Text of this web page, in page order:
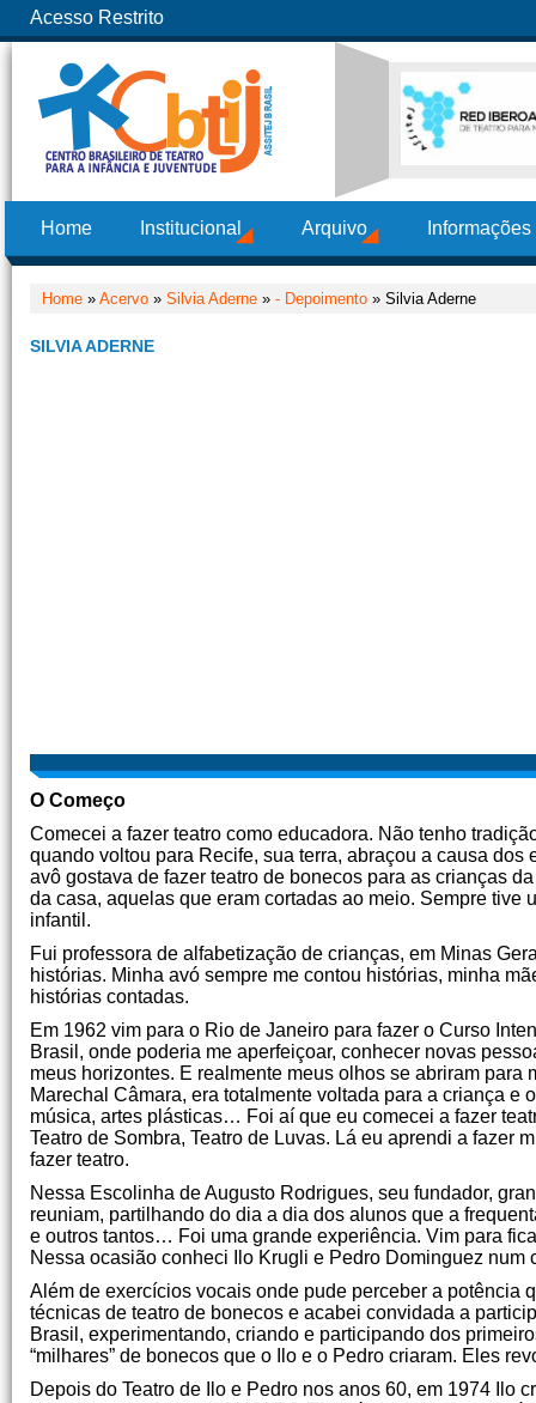
Acesso Restrito
Home Institucional Arquivo
Home » Acervo » Silvia Aderne » - Depoimento » Silvia Aderne
SILVIA ADERNE
O Começo
Comecei a fazer teatro como educadora. Não tenho
quando voltou para Recife, sua terra, abraçou a causa
avô gostava de fazer teatro de bonecos para as crianças
da casa, aquelas que eram cortadas ao meio. Sempre
infantil.
Fui professora de alfabetização de crianças, em Minas
histórias. Minha avó sempre me contou histórias, minha
histórias contadas.
Em 1962 vim para o Rio de Janeiro para fazer o Curso
Brasil, onde poderia me aperfeiçoar, conhecer novas
meus horizontes. E realmente meus olhos se abriram
Marechal Câmara, era totalmente voltada para a criança
música, artes plásticas… Foi aí que eu comecei a fazer
Teatro de Sombra, Teatro de Luvas. Lá eu aprendi a fazer
fazer teatro.
Nessa Escolinha de Augusto Rodrigues, seu fundador,
reuniam, partilhando do dia a dia dos alunos que a
e outros tantos… Foi uma grande experiência. Vim para
Nessa ocasião conheci Ilo Krugli e Pedro Dominguez
Além de exercícios vocais onde pude perceber a potência
técnicas de teatro de bonecos e acabei convidada a
Brasil, experimentando, criando e participando dos
“milhares” de bonecos que o Ilo e o Pedro criaram. Eles
Depois do Teatro de Ilo e Pedro nos anos 60, em 1974 Ilo